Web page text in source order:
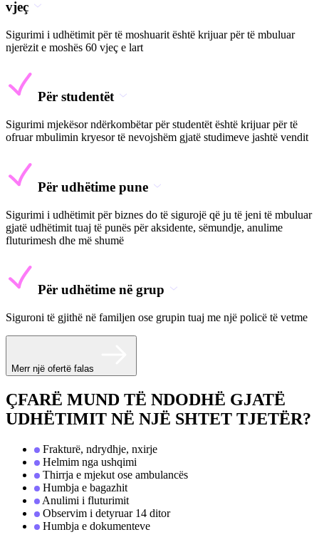
vjeç
Sigurimi i udhëtimit për të moshuarit është krijuar për të mbuluar
njerëzit e moshës 60 vjeç e lart
Për studentët
Sigurimi mjekësor ndërkombëtar për studentët është krijuar për të
ofruar mbulimin kryesor të nevojshëm gjatë studimeve jashtë vendit
Për udhëtime pune
Sigurimi i udhëtimit për biznes do të sigurojë që ju të jeni të mbuluar
gjatë udhëtimit tuaj të punës për aksidente, sëmundje, anulime
fluturimesh dhe më shumë
Për udhëtime në grup
Siguroni të gjithë në familjen ose grupin tuaj me një policë të vetme
Merr një ofertë falas
ÇFARË MUND TË NDODHË GJATË
UDHËTIMIT NË NJË SHTET TJETËR?
Frakturë, ndrydhje, nxirje
Helmim nga ushqimi
Thirrja e mjekut ose ambulancës
Humbja e bagazhit
Anulimi i fluturimit
Observim i detyruar 14 ditor
Humbja e dokumenteve